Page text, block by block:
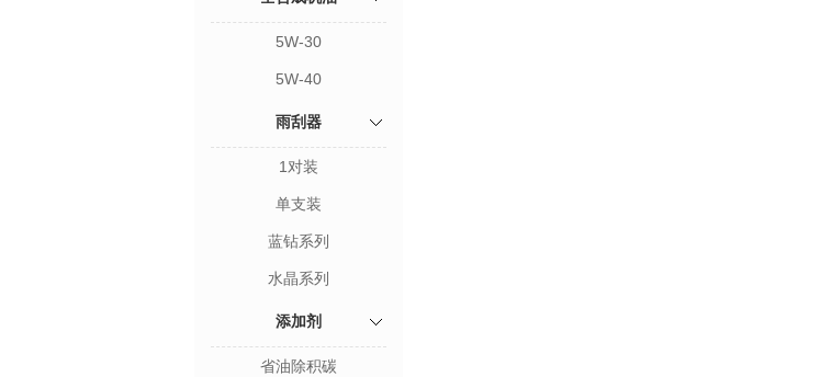
5W-30
5W-40
雨刮器
1对装
单支装
蓝钻系列
水晶系列
添加剂
省油除积碳